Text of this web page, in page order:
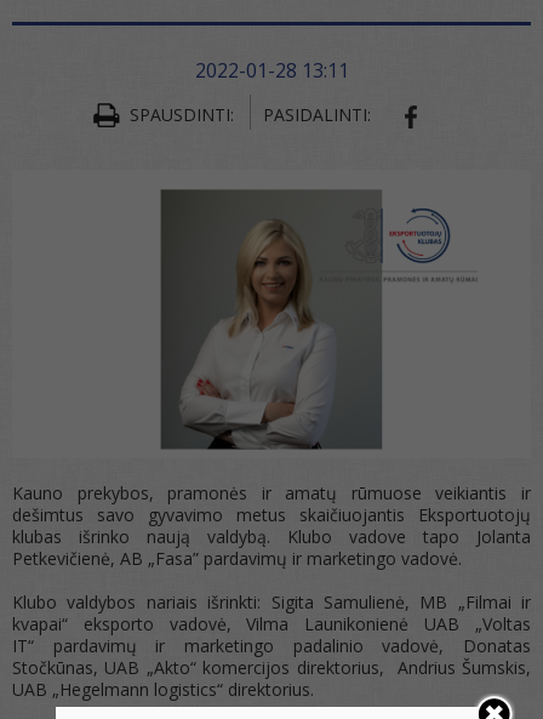
2022-01-28 13:11
SPAUSDINTI: PASIDALINTI:
Kauno prekybos, pramonės ir amatų rūmuose veikiantis ir
dešimtus savo gyvavimo metus skaičiuojantis Eksportuotojų
klubas išrinko naują valdybą. Klubo vadove tapo Jolanta
Petkevičienė, AB „Fasa” pardavimų ir marketingo vadovė.
Klubo valdybos nariais išrinkti: Sigita Samulienė, MB „Filmai ir
kvapai“ eksporto vadovė, Vilma Launikonienė UAB „Voltas
IT“ pardavimų ir marketingo padalinio vadovė, Donatas
Stočkūnas, UAB „Akto“ komercijos direktorius, Andrius Šumskis,
UAB „Hegelmann logistics“ direktorius.